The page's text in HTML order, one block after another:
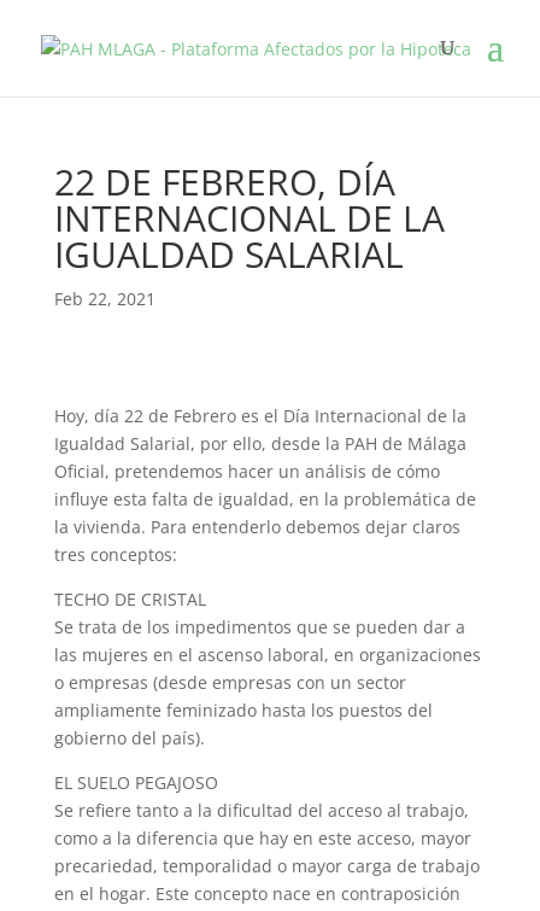
22 DE FEBRERO, DÍA
INTERNACIONAL DE LA
IGUALDAD SALARIAL
Feb 22, 2021
Hoy, día 22 de Febrero es el Día Internacional de la
Igualdad Salarial, por ello, desde la PAH de Málaga
Oficial, pretendemos hacer un análisis de cómo
influye esta falta de igualdad, en la problemática de
la vivienda. Para entenderlo debemos dejar claros
tres conceptos:
TECHO DE CRISTAL
Se trata de los impedimentos que se pueden dar a
las mujeres en el ascenso laboral, en organizaciones
o empresas (desde empresas con un sector
ampliamente feminizado hasta los puestos del
gobierno del país).
EL SUELO PEGAJOSO
Se refiere tanto a la dificultad del acceso al trabajo,
como a la diferencia que hay en este acceso, mayor
precariedad, temporalidad o mayor carga de trabajo
en el hogar. Este concepto nace en contraposición